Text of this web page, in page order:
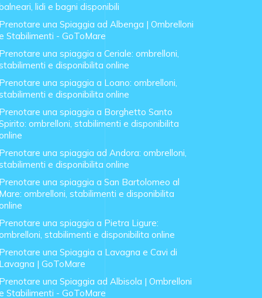
lidi e bagni disponibili
Prenotare una Spiaggia ad Albenga | Ombrelloni
Stabilimenti - GoToMare
Prenotare una spiaggia a Ceriale: ombrelloni,
e disponibilita online
Prenotare una spiaggia a Loano: ombrelloni,
e disponibilita online
Prenotare una spiaggia a Borghetto Santo
ombrelloni, stabilimenti e disponibilita
Prenotare una spiaggia ad Andora: ombrelloni,
e disponibilita online
Prenotare una spiaggia a San Bartolomeo al
Mare: ombrelloni, stabilimenti e disponibilita
Prenotare una spiaggia a Pietra Ligure:
stabilimenti e disponibilita online
Prenotare una Spiaggia a Lavagna e Cavi di
Lavagna | GoToMare
Prenotare una Spiaggia ad Albisola | Ombrelloni
Stabilimenti - GoToMare